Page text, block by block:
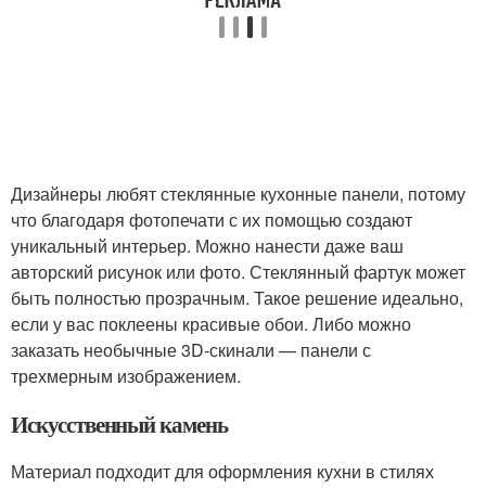
Дизайнеры любят стеклянные кухонные панели, потому
что благодаря фотопечати с их помощью создают
уникальный интерьер. Можно нанести даже ваш
авторский рисунок или фото. Стеклянный фартук может
быть полностью прозрачным. Такое решение идеально,
если у вас поклеены красивые обои. Либо можно
заказать необычные 3D-скинали — панели с
трехмерным изображением.
Искусственный камень
Материал подходит для оформления кухни в стилях